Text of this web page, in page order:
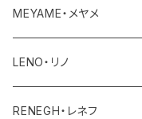
ユニセックス・メンズ
レディース
ユニセックスメンズ
その他
アクセサリー
その他
MEYAME・メヤメ
アウター
トップス
LENO・リノ
アウター
RENEGH・レネフ